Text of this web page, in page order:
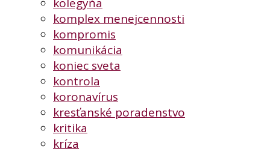
komplex menejcennosti
kompromis
komunikácia
koniec sveta
kontrola
koronavírus
kresťanské poradenstvo
kritika
kríza